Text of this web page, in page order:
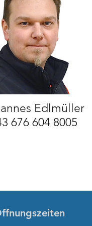
Edlmüller
676 604 8005